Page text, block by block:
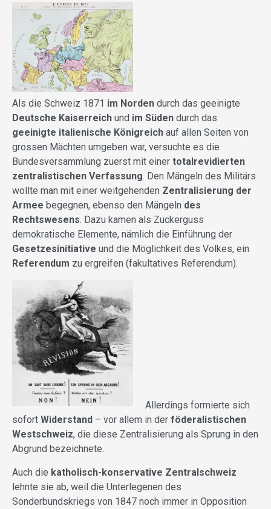
Als die Schweiz 1871 im Norden durch das geeinigte
Deutsche Kaiserreich und im Süden durch das
geeinigte italienische Königreich auf allen Seiten von
grossen Mächten umgeben war, versuchte es die
Bundesversammlung zuerst mit einer totalrevidierten
zentralistischen Verfassung. Den Mängeln des Militärs
wollte man mit einer weitgehenden Zentralisierung der
Armee begegnen, ebenso den Mängeln des
Rechtswesens. Dazu kamen als Zuckerguss
demokratische Elemente, nämlich die Einführung der
Gesetzesinitiative und die Möglichkeit des Volkes, ein
Referendum zu ergreifen (fakultatives Referendum).
Allerdings formierte sich
sofort Widerstand – vor allem in der föderalistischen
Westschweiz, die diese Zentralisierung als Sprung in den
Abgrund bezeichnete.
Auch die katholisch-konservative Zentralschweiz
lehnte sie ab, weil die Unterlegenen des
Sonderbundskriegs von 1847 noch immer in Opposition